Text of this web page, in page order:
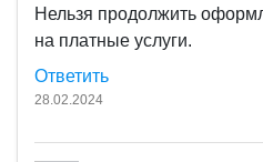
Нельзя продолжить
на платные услуги.
Ответить
28.02.2024